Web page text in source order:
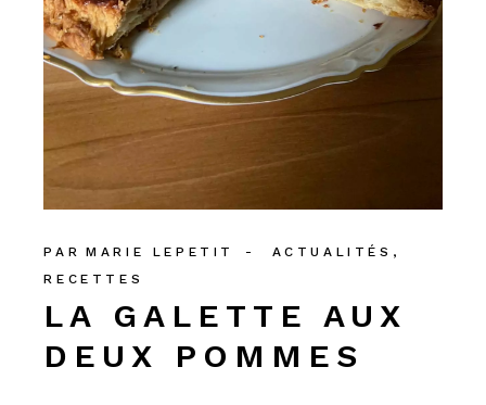
PAR MARIE LEPETIT
ACTUALITÉS
RECETTES
LA GALETTE AUX
DEUX POMMES